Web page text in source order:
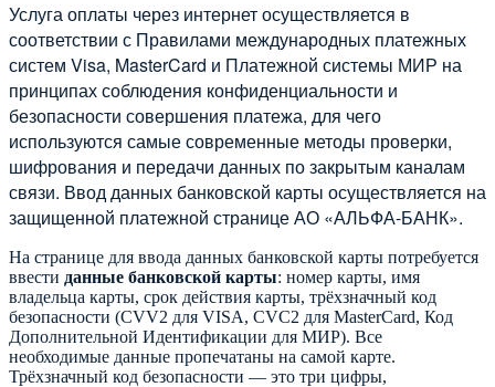
Услуга оплаты через интернет осуществляется в
соответствии с Правилами международных платежных
систем Visa, MasterCard и Платежной системы МИР на
принципах соблюдения конфиденциальности и
безопасности совершения платежа, для чего
используются самые современные методы проверки,
шифрования и передачи данных по закрытым каналам
связи. Ввод данных банковской карты осуществляется на
защищенной платежной странице АО «АЛЬФА-БАНК».
На странице для ввода данных банковской карты потребуется
ввести данные банковской карты: номер карты, имя
владельца карты, срок действия карты, трёхзначный код
безопасности (CVV2 для VISA, CVC2 для MasterCard, Код
Дополнительной Идентификации для МИР). Все
необходимые данные пропечатаны на самой карте.
Трёхзначный код безопасности — это три цифры,